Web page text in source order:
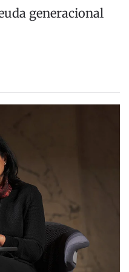
generacional